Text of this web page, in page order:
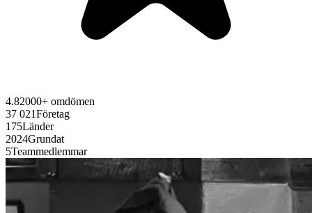
4.82000+ omdömen
37 021Företag
175Länder
2024Grundat
5Teammedlemmar